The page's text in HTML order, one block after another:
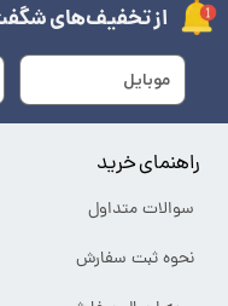
از تخفیف‌های
راهنمای خرید
سوالات متداول
نحوه ثبت سفارش